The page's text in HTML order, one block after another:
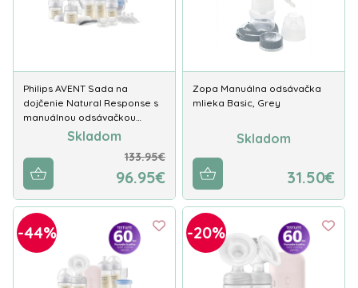
Philips AVENT Sada na
dojčenie Natural Response s
manuálnou odsávačkou…
Skladom
133.95€
96.95€
Zopa Manuálna odsávačka
mlieka Basic, Grey
Skladom
31.50€
-44% -20%